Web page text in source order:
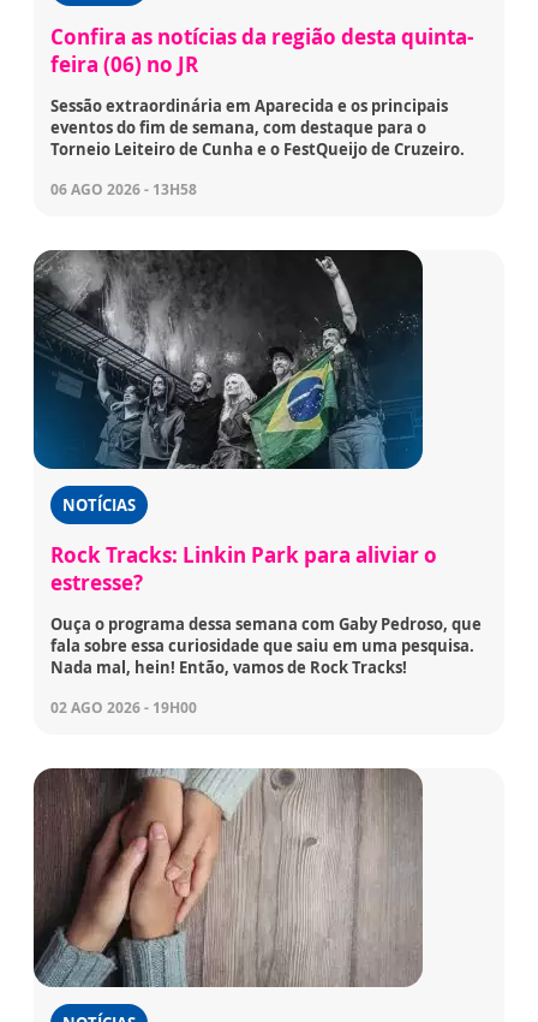
Confira as notícias da região desta quinta-
feira (06) no JR
Sessão extraordinária em Aparecida e os principais
eventos do fim de semana, com destaque para o
Torneio Leiteiro de Cunha e o FestQueijo de Cruzeiro.
06 AGO 2026 - 13H58
NOTÍCIAS
Rock Tracks: Linkin Park para aliviar o
estresse?
Ouça o programa dessa semana com Gaby Pedroso, que
fala sobre essa curiosidade que saiu em uma pesquisa.
Nada mal, hein! Então, vamos de Rock Tracks!
02 AGO 2026 - 19H00